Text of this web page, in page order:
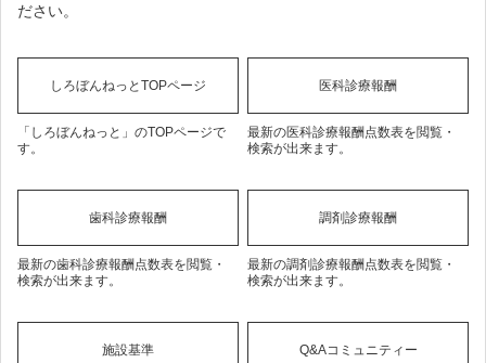
ださい。
しろぼんねっとTOPページ
「しろぼんねっと」のTOPページで
す。
医科診療報酬
最新の医科診療報酬点数表を閲覧・
検索が出来ます。
歯科診療報酬
最新の歯科診療報酬点数表を閲覧・
検索が出来ます。
調剤診療報酬
最新の調剤診療報酬点数表を閲覧・
検索が出来ます。
施設基準 Q&Aコミュニティー